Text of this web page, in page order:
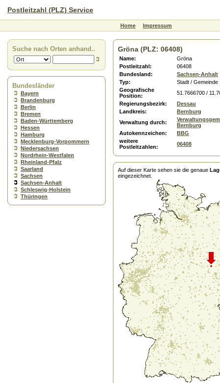
Postleitzahl (PLZ) Service
Home Impressum
Suche nach Orten anhand..
Bundesländer
Bayern
Brandenburg
Berlin
Bremen
Baden-Württemberg
Hessen
Hamburg
Mecklenburg-Vorpommern
Niedersachsen
Nordrhein-Westfalen
Rheinland-Pfalz
Saarland
Sachsen
Sachsen-Anhalt
Schleswig-Holstein
Thüringen
Gröna (PLZ: 06408)
Name:
Gröna
Postleitzahl:
06408
Bundesland:
Sachsen-Anhalt
Typ:
Stadt / Gemeinde
Geografische
Position:
51.7666700 /
Regierungsbezirk:
Dessau
Landkreis:
Bernburg
Verwaltung durch:
Bernburg
Autokennzeichen:
BBG
weitere
Postleitzahlen:
06408
Auf dieser Karte sehen sie die genaue
eingezeichnet.